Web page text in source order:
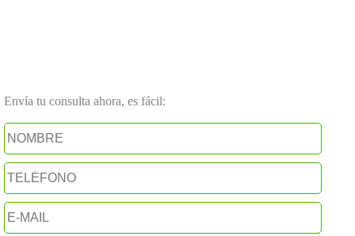
Envía tu consulta ahora, es fácil: